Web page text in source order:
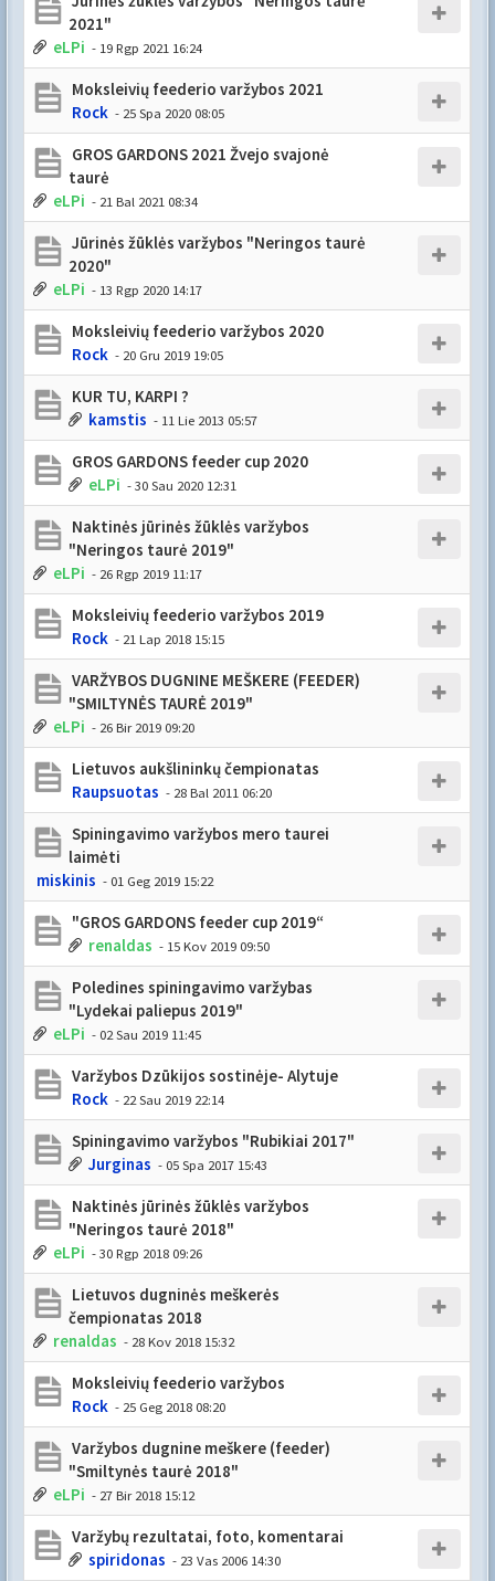
2021"
eLPi - 19 Rgp 2021 16:24
Moksleivių feederio varžybos 2021
Rock - 25 Spa 2020 08:05
GROS GARDONS 2021 Žvejo svajonė
taurė
eLPi - 21 Bal 2021 08:34
Jūrinės žūklės varžybos "Neringos taurė
2020"
eLPi - 13 Rgp 2020 14:17
Moksleivių feederio varžybos 2020
Rock - 20 Gru 2019 19:05
KUR TU, KARPI ?
kamstis - 11 Lie 2013 05:57
GROS GARDONS feeder cup 2020
eLPi - 30 Sau 2020 12:31
Naktinės jūrinės žūklės varžybos
"Neringos taurė 2019"
eLPi - 26 Rgp 2019 11:17
Moksleivių feederio varžybos 2019
Rock - 21 Lap 2018 15:15
VARŽYBOS DUGNINE MEŠKERE (FEEDER)
"SMILTYNĖS TAURĖ 2019"
eLPi - 26 Bir 2019 09:20
Lietuvos aukšlininkų čempionatas
Raupsuotas - 28 Bal 2011 06:20
Spiningavimo varžybos mero taurei
laimėti
miskinis - 01 Geg 2019 15:22
"GROS GARDONS feeder cup 2019“
renaldas - 15 Kov 2019 09:50
Poledines spiningavimo varžybas
"Lydekai paliepus 2019"
eLPi - 02 Sau 2019 11:45
Varžybos Dzūkijos sostinėje- Alytuje
Rock - 22 Sau 2019 22:14
Spiningavimo varžybos "Rubikiai 2017"
Jurginas - 05 Spa 2017 15:43
Naktinės jūrinės žūklės varžybos
"Neringos taurė 2018"
eLPi - 30 Rgp 2018 09:26
Lietuvos dugninės meškerės
čempionatas 2018
renaldas - 28 Kov 2018 15:32
Moksleivių feederio varžybos
Rock - 25 Geg 2018 08:20
Varžybos dugnine meškere (feeder)
"Smiltynės taurė 2018"
eLPi - 27 Bir 2018 15:12
Varžybų rezultatai, foto, komentarai
spiridonas - 23 Vas 2006 14:30